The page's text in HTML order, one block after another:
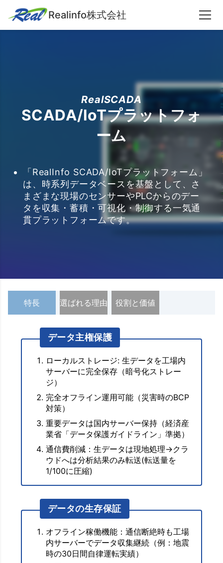
Realinfo株式会社
RealSCADA
SCADA/IoTプラットフォ
ーム
「RealInfo SCADA/IoTプラットフォーム」
は、時系列データベースを基盤として、さ
まざまな現場のセンサーやPLCからのデー
タを収集・蓄積・可視化・制御する一気通
貫プラットフォームです。
特長 選ばれる理由 役割と価値
データ主権保護
ローカルストレージ: 生データを工場内
サーバーに完全保存（暗号化ストレー
ジ）
完全オフライン運用可能（災害時のBCP
対策）
重要データは国内サーバー保持（経済産
業省「データ保護ガイドライン」準拠）
通信費削減：生データは現地処理→クラ
ウドへは分析結果のみ転送(転送量を
1/100に圧縮)
データの生存保証
オフライン稼働機能：通信断絶時も工場
内サーバーでデータ収集継続（例：地震
時の30日間自律運転実績）